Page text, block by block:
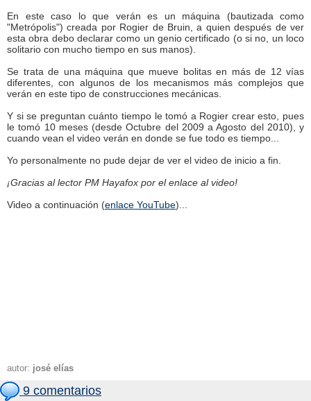
En este caso lo que verán es un máquina (bautizada como
"Metrópolis") creada por Rogier de Bruin, a quien después de ver
esta obra debo declarar como un genio certificado (o si no, un loco
solitario con mucho tiempo en sus manos).
Se trata de una máquina que mueve bolitas en más de 12 vías
diferentes, con algunos de los mecanismos más complejos que
verán en este tipo de construcciones mecánicas.
Y si se preguntan cuánto tiempo le tomó a Rogier crear esto, pues
le tomó 10 meses (desde Octubre del 2009 a Agosto del 2010), y
cuando vean el video verán en donde se fue todo es tiempo...
Yo personalmente no pude dejar de ver el video de inicio a fin.
¡Gracias al lector PM Hayafox por el enlace al video!
Video a continuación (enlace YouTube)...
autor: josé elías
9 comentarios